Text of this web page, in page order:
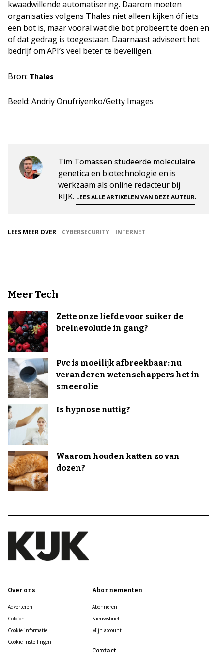
kwaadwillende automatisering. Daarom moeten
organisaties volgens Thales niet alleen kijken óf iets
een bot is, maar vooral wat die bot probeert te doen en
of dat gedrag is toegestaan. Daarnaast adviseert het
bedrijf om API’s veel beter te beveiligen.
Bron: Thales
Beeld: Andriy Onufriyenko/Getty Images
Tim Tomassen studeerde moleculaire
genetica en biotechnologie en is
werkzaam als online redacteur bij
KIJK. LEES ALLE ARTIKELEN VAN DEZE AUTEUR.
LEES MEER OVER CYBERSECURITY INTERNET
Meer Tech
Zette onze liefde voor suiker de
breinevolutie in gang?
Pvc is moeilijk afbreekbaar: nu
veranderen wetenschappers het in
smeerolie
Is hypnose nuttig?
Waarom houden katten zo van
dozen?
Over ons
Adverteren
Colofon
Cookie informatie
Cookie Instellingen
Abonnementen
Abonneren
Nieuwsbrief
Mijn account
Contact